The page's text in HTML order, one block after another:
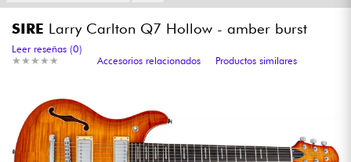
Ampli & Efectos
Sintetizadores & samplers
SIRE Larry Carlton Q7 Hollow - amber burst
★ ★ ★ ★ ★
★ ★ ★ ★ ★
Leer reseñas (0)
Accesorios relacionados
Productos similares